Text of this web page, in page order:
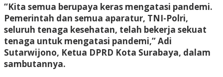
“Kita semua berupaya keras mengatasi pandemi.
Pemerintah dan semua aparatur, TNI-Polri,
seluruh tenaga kesehatan, telah bekerja sekuat
tenaga untuk mengatasi pandemi,” Adi
Sutarwijono, Ketua DPRD Kota Surabaya, dalam
sambutannya.